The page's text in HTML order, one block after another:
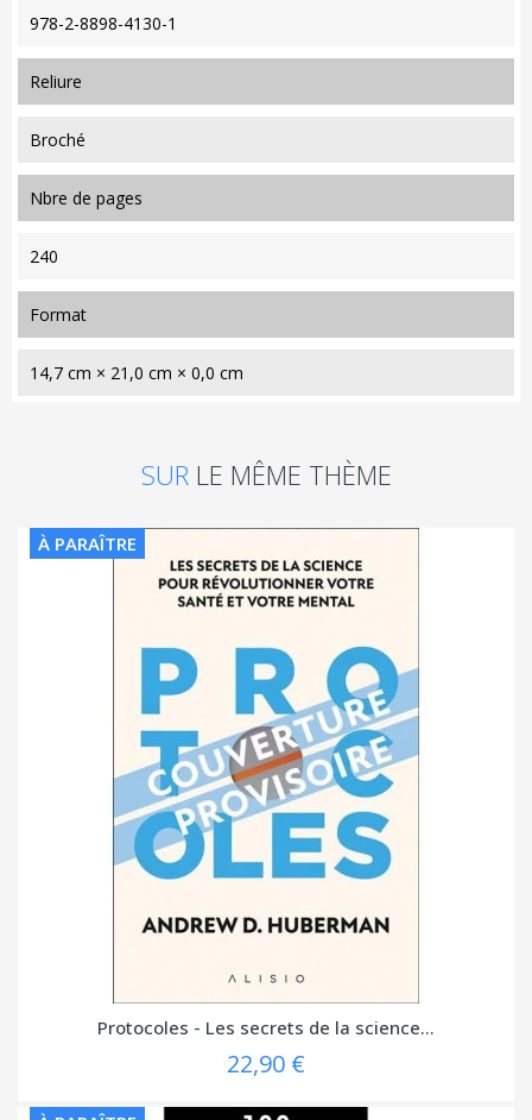
978-2-8898-4130-1
reliure
Broché
nbre de pages
240
format
14,7 cm × 21,0 cm × 0,0 cm
SUR LE MÊME THÈME
À PARAÎTRE
Protocoles - Les secrets de la science...
22,90 €